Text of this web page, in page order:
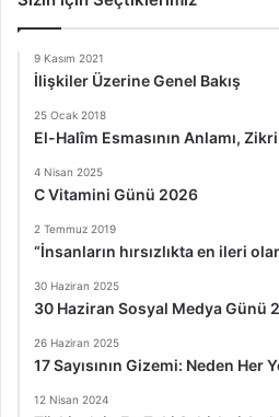
9 Kasım 2021
İlişkiler Üzerine Genel Bakış
25 Ocak 2018
El-Halîm Esmasının Anlamı,
4 Nisan 2025
C Vitamini Günü 2026
2 Temmuz 2019
“İnsanların hırsızlıkta en ileri
30 Haziran 2025
30 Haziran Sosyal Medya Günü
26 Haziran 2025
17 Sayısının Gizemi: Neden Her
12 Nisan 2024